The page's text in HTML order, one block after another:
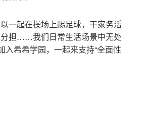
一起在操场上踢足球，干家务活
担……我们日常生活场景中无处
入希希学园，一起来支持“全面性